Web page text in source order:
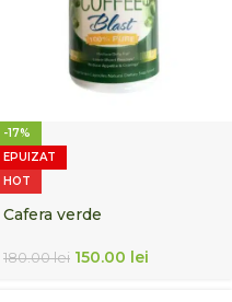
-17%
EPUIZAT
HOT
Cafera verde
180.00lei 150.00 lei